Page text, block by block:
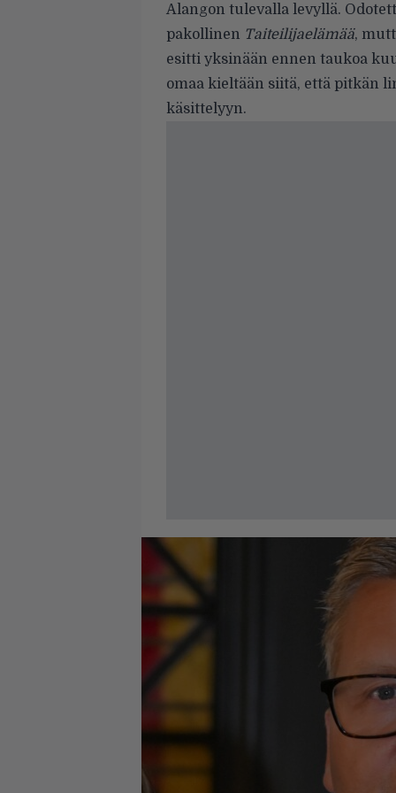
Alangon tulevalla levyllä.
pakollinen Taiteilijaelämää,
esitti yksinään ennen taukoa
omaa kieltään siitä, että pitkän
käsittelyyn.